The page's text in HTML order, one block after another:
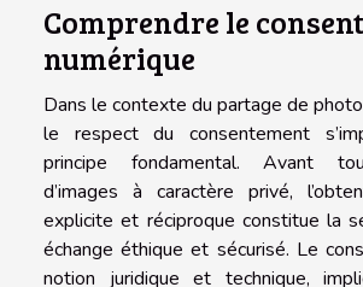
Comprendre le
numérique
Dans le contexte du partage de
le respect du consentement
principe fondamental. Avant
d’images à caractère privé,
explicite et réciproque constitue la
échange éthique et sécurisé. Le
notion juridique et technique,